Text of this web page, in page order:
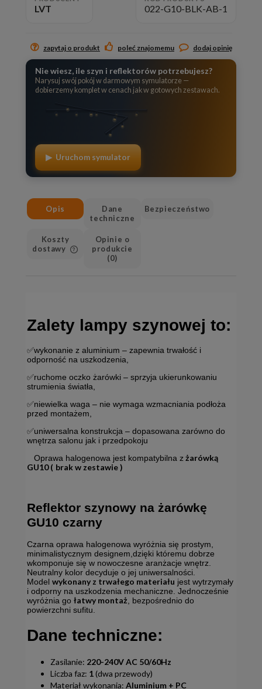
LVT 022-G10-BLK-AB-1
zapytaj o produkt poleć znajomemu dodaj opinię
Nie wiesz, ile szyn i reflektorów potrzebujesz?
Narysuj swój pokój w darmowym symulatorze —
dobierzemy komplet w cenach jak w gotowych zestawach.
▶ Uruchom symulator
Opis
Dane
techniczne
Bezpieczeństwo
Koszty
dostawy
Cena nie zawiera ewentualnych
Opinie o
produkcie
(0)
Zalety lampy szynowej to:
✅wykonanie z aluminium – zapewnia trwałość i
odporność na uszkodzenia,
✅ruchome oczko żarówki – sprzyja ukierunkowaniu
strumienia światła,
✅niewielka waga – nie wymaga wzmacniania podłoża
przed montażem,
✅uniwersalna konstrukcja – dopasowana zarówno do
wnętrza salonu jak i przedpokoju
Oprawa halogenowa jest kompatybilna zżarówką
GU10 ( brak w zestawie )
Reflektor szynowy na żarówkę
GU10 czarny
Czarna oprawa halogenowa wyróżnia się prostym,
minimalistycznym designem,dzięki któremu dobrze
wkomponuje się w nowoczesne aranżacje wnętrz.
Neutralny kolor decyduje o jej uniwersalności.
Model wykonany z trwałego materiału jest wytrzymały
i odporny na uszkodzenia mechaniczne. Jednocześnie
wyróżnia go łatwy montaż , bezpośrednio do
powierzchni sufitu.
Dane techniczne:
Zasilanie: 220-240V AC 50/60Hz
Liczba faz: 1(dwa przewody)
Materiał wykonania: Aluminium + PC